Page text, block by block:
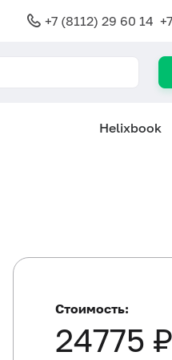
+7 (8112) 29 60 14
Helixbook
Стоимость:
24775 ₽